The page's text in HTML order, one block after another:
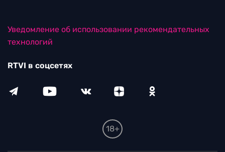
Уведомление об использовании рекомендательных
технологий
RTVI в соцсетях
18+